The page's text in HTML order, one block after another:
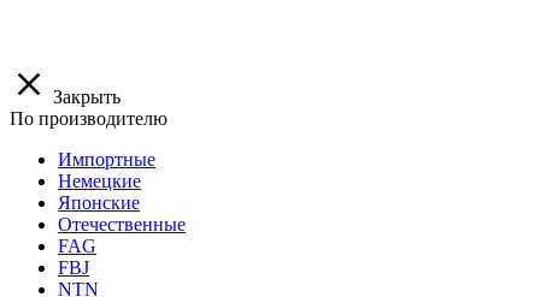
Закрыть
По производителю
Импортные
Немецкие
Японские
Отечественные
FAG
FBJ
NTN